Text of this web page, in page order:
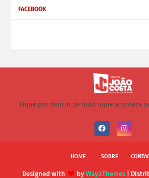
FACEBOOK
Fique por dentro de tudo oque acontece
HOME SOBRE
Designed with by Way2Themes|